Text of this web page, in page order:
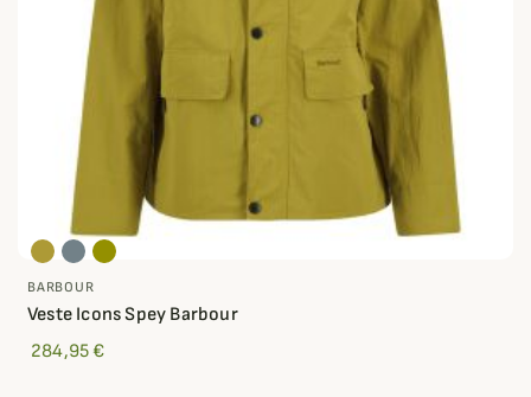
BARBOUR
Veste Icons Spey Barbour
284,95 €